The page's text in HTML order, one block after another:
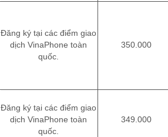
Đăng ký tại các điểm giao
dịch VinaPhone toàn
quốc.
350.000
Đăng ký tại các điểm giao
dịch VinaPhone toàn
quốc.
349.000